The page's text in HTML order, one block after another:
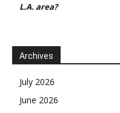
L.A. area?
Archives
July 2026
June 2026